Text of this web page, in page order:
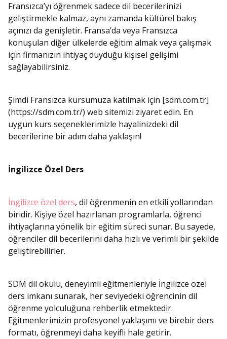
Fransızca’yı öğrenmek sadece dil becerilerinizi
geliştirmekle kalmaz, aynı zamanda kültürel bakış
açınızı da genişletir. Fransa’da veya Fransızca
konuşulan diğer ülkelerde eğitim almak veya çalışmak
için firmanızın ihtiyaç duyduğu kişisel gelişimi
sağlayabilirsiniz.
Şimdi Fransızca kursumuza katılmak için [sdm.com.tr]
(https://sdm.com.tr/) web sitemizi ziyaret edin. En
uygun kurs seçeneklerimizle hayalinizdeki dil
becerilerine bir adım daha yaklaşın!
İngilizce Özel Ders
İngilizce özel ders, dil öğrenmenin en etkili yollarından
biridir. Kişiye özel hazırlanan programlarla, öğrenci
ihtiyaçlarına yönelik bir eğitim süreci sunar. Bu sayede,
öğrenciler dil becerilerini daha hızlı ve verimli bir şekilde
geliştirebilirler.
SDM dil okulu, deneyimli eğitmenleriyle İngilizce özel
ders imkanı sunarak, her seviyedeki öğrencinin dil
öğrenme yolculuğuna rehberlik etmektedir.
Eğitmenlerimizin profesyonel yaklaşımı ve birebir ders
formatı, öğrenmeyi daha keyifli hale getirir.